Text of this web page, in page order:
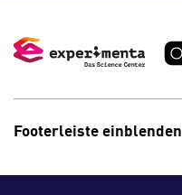
Footerleiste einblenden